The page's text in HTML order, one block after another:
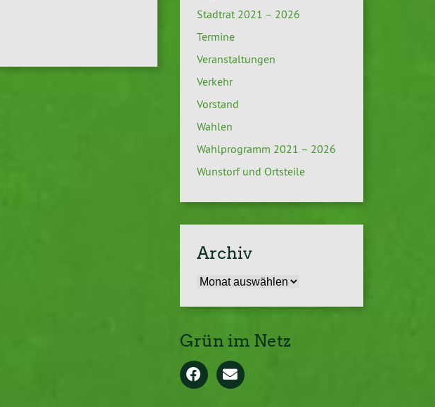
Stadtrat 2021 – 2026
Termine
Veranstaltungen
Verkehr
Vorstand
Wahlen
Wahlprogramm 2021 – 2026
Wunstorf und Ortsteile
Archiv
Archiv
Grün im Netz